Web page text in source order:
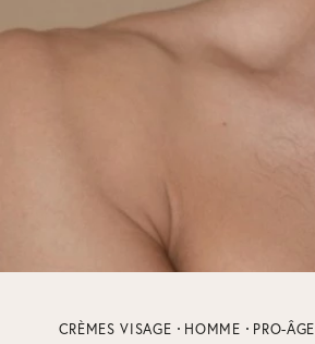
CRÈMES VISAGE HOMME PRO-ÂGE